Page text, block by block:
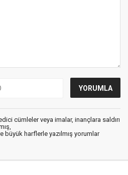
cümleler veya imalar, inançlara saldırı
büyük harflerle yazılmış yorumlar